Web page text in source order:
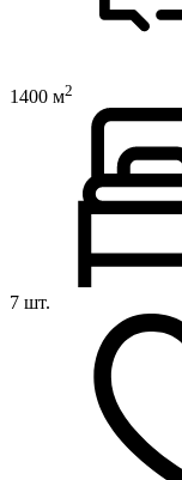
1400 м2
7 шт.